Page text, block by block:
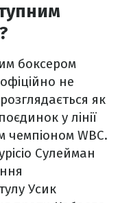
боксером
не
як
у лінії
чемпіоном WBC.
Сулейман
Усик